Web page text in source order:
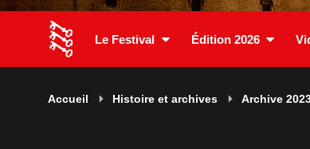
Le Festival Édition 2026
Accueil Histoire et archives Archive